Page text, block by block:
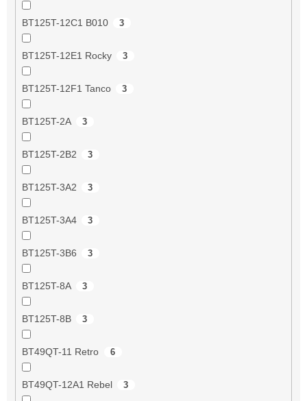
BT125T-12C1 B010 3
BT125T-12E1 Rocky 3
BT125T-12F1 Tanco 3
BT125T-2A 3
BT125T-2B2 3
BT125T-3A2 3
BT125T-3A4 3
BT125T-3B6 3
BT125T-8A 3
BT125T-8B 3
BT49QT-11 Retro 6
BT49QT-12A1 Rebel 3